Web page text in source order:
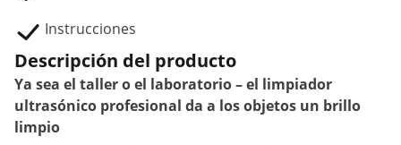
Instrucciones
Descripción del producto
Ya sea el taller o el laboratorio – el limpiador
ultrasónico profesional da a los objetos un brillo
limpio